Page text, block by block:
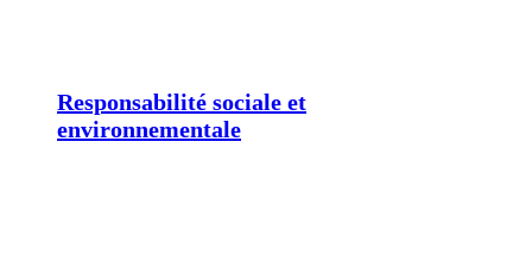
Responsabilité sociale et
environnementale